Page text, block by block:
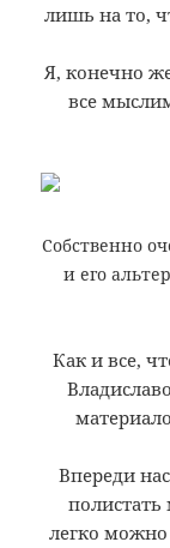
лишь на то,
Я, конечно
все
Собственно
и его
Как и все,
Впереди
полистать
легко можно